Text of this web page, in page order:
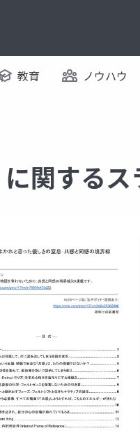
教育 ノウハウ
関するス
体験過程療法